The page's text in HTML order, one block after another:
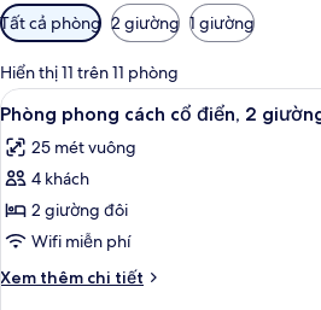
Bộ
lọc
có
thể
dùng
để
lọc
tìm
phòng
Tất cả phòng 2 giường 1 giường
Hiển thị 11 trên 11 phòng
Xem
tất
cả
ảnh
Phòng
phong
cách
cổ
2
Phòng phong cách cổ điển, 2
25 mét vuông
4 khách
2 giường đôi
Wifi miễn phí
Xem thêm chi tiết
Chi